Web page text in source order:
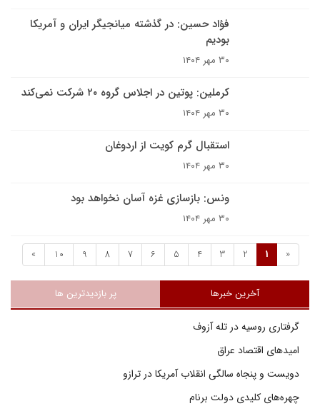
فؤاد حسین: در گذشته میانجیگر ایران و آمریکا
بودیم
۳۰ مهر ۱۴۰۴
کرملین: پوتین در اجلاس گروه ۲۰ شرکت نمی‌کند
۳۰ مهر ۱۴۰۴
استقبال گرم کویت از اردوغان
۳۰ مهر ۱۴۰۴
ونس: بازسازی غزه آسان نخواهد بود
۳۰ مهر ۱۴۰۴
«
1
2
3
4
5
6
7
8
9
10
»
آخرین خبرها پر بازدیدترین ها
گرفتاری روسیه در تله آزوف
امیدهای اقتصاد عراق
دویست و پنجاه سالگی انقلاب آمریکا در ترازو
چهره‌های کلیدی دولت برنام